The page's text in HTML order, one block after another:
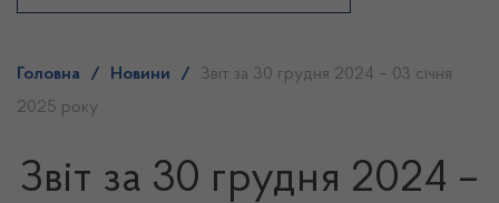
Головна / Новини /
Звіт за 30 грудня 2024 – 03 січня
2025 року
Звіт за 30 грудня 2024 –